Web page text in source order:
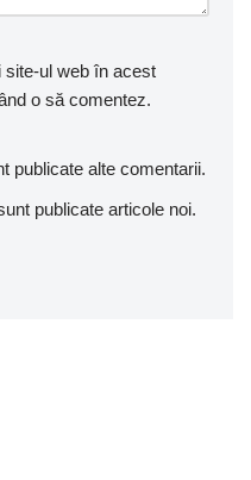
site-ul web în acest
o să comentez.
publicate alte comentarii.
publicate articole noi.